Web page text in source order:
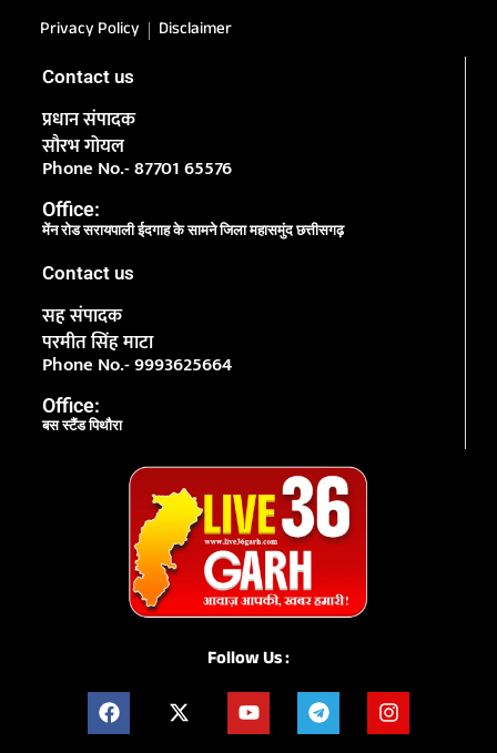
Privacy Policy
Disclaimer
Contact us
प्रधान संपादक
सौरभ गोयल
Phone No.- 87701 65576
Office:
मेंन रोड सरायपाली ईदगाह के सामने जिला महासमुंद छत्तीसगढ़
Contact us
सह संपादक
परमीत सिंह माटा
Phone No.- 9993625664
Office:
बस स्टैंड पिथौरा
Follow Us :